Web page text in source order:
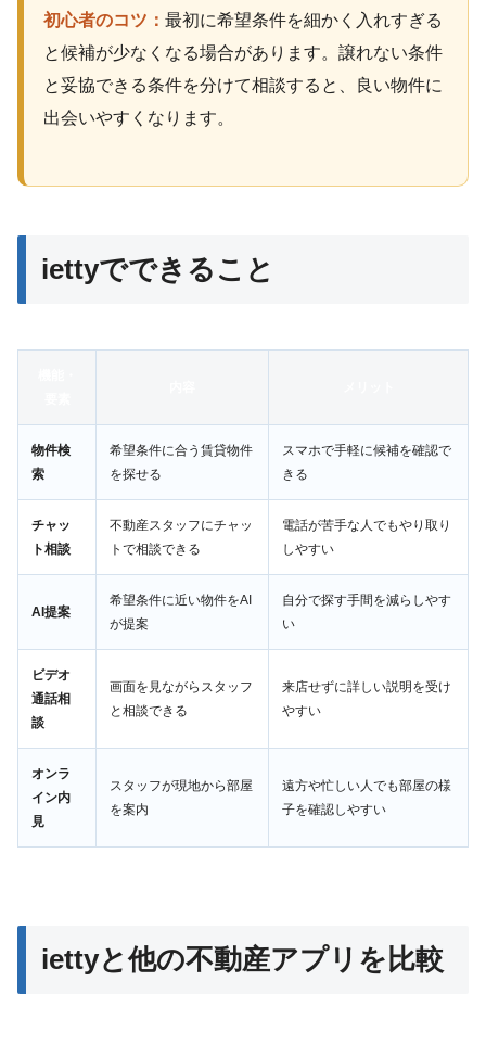
初心者のコツ： 最初に希望条件を細かく入れすぎる
と候補が少なくなる場合があります。譲れない条件
と妥協できる条件を分けて相談すると、良い物件に
出会いやすくなります。
iettyでできること
物件検
索
希望条件に合う賃貸物件
を探せる
スマホで手軽に候補を確認で
きる
チャッ
ト相談
不動産スタッフにチャッ
トで相談できる
電話が苦手な人でもやり取り
しやすい
AI提案
希望条件に近い物件をAI
が提案
自分で探す手間を減らしやす
い
ビデオ
通話相
談
画面を見ながらスタッフ
と相談できる
来店せずに詳しい説明を受け
やすい
オンラ
イン内
見
スタッフが現地から部屋
を案内
遠方や忙しい人でも部屋の様
子を確認しやすい
iettyと他の不動産アプリを比較